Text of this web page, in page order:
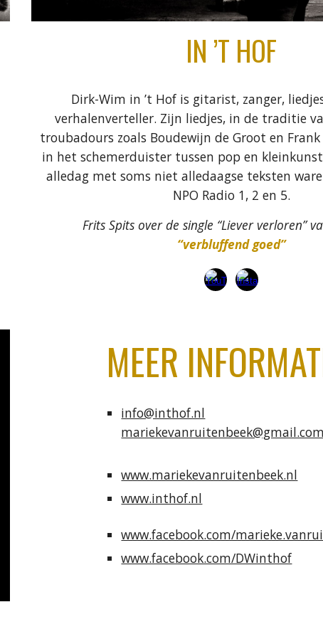
IN ’T HOF
Dirk-Wim in ’t Hof is gitarist, zanger,
verhalenverteller. Zijn liedjes, in de traditie
troubadours zoals Boudewijn de Groot en
in het schemerduister tussen pop en
alledag met soms niet alledaagse teksten
NPO Radio 1, 2 en 5.
Frits Spits over de single “Liever verloren”
“verbluffend goed”
MEER
info@inthof.nl
mariekevanruitenbeek@gmail.com
www.mariekevanruitenbeek.nl
www.inthof.nl
www.facebook.com/
www.facebook.com/DWinthof